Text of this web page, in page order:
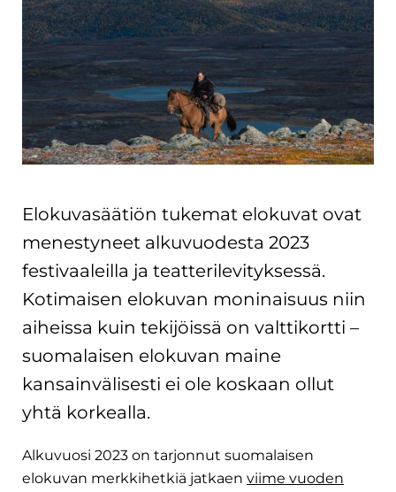
Elokuvasäätiön tukemat elokuvat ovat
menestyneet alkuvuodesta 2023
festivaaleilla ja teatterilevityksessä.
Kotimaisen elokuvan moninaisuus niin
aiheissa kuin tekijöissä on valttikortti –
suomalaisen elokuvan maine
kansainvälisesti ei ole koskaan ollut
yhtä korkealla.
Alkuvuosi 2023 on tarjonnut suomalaisen
elokuvan merkkihetkiä jatkaen viime vuoden